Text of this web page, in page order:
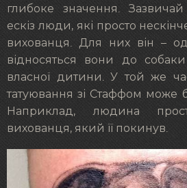
глибоке значення.
ескіз люди, які просто
вихованця. Для них він –
відносяться вони до
власної дитини. У той же
татуювання зі Стаффом може
Наприклад, людина
вихованця, який її покинув.